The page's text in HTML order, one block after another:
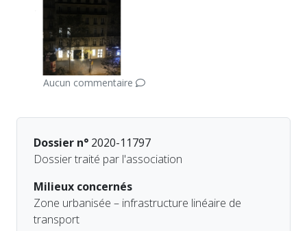
Aucun commentaire
Dossier n° 2020-11797
Dossier traité par l'association
Milieux concernés
Zone urbanisée – infrastructure linéaire de
transport